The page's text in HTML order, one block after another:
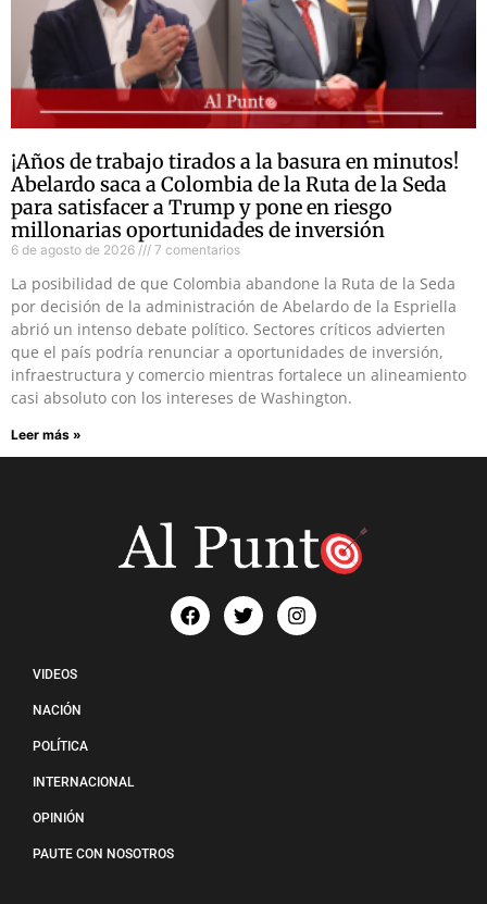
¡Años de trabajo tirados a la basura en minutos!
Abelardo saca a Colombia de la Ruta de la Seda
para satisfacer a Trump y pone en riesgo
millonarias oportunidades de inversión
6 de agosto de 2026 7 comentarios
La posibilidad de que Colombia abandone la Ruta de la Seda
por decisión de la administración de Abelardo de la Espriella
abrió un intenso debate político. Sectores críticos advierten
que el país podría renunciar a oportunidades de inversión,
infraestructura y comercio mientras fortalece un alineamiento
casi absoluto con los intereses de Washington.
Leer más »
VIDEOS
NACIÓN
POLÍTICA
INTERNACIONAL
OPINIÓN
PAUTE CON NOSOTROS